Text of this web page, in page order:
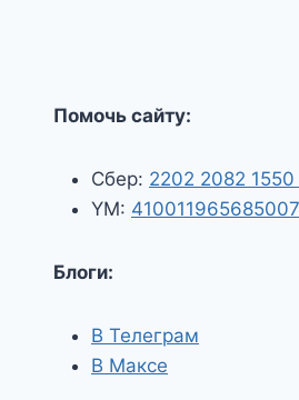
Помочь сайту:
Сбер: 2202 2082
YM: 410011965685007
Блоги:
В Телеграм
В Максе